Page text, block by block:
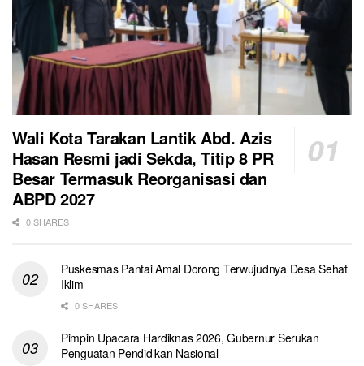
Wali Kota Tarakan Lantik Abd. Azis
Hasan Resmi jadi Sekda, Titip 8 PR
Besar Termasuk Reorganisasi dan
ABPD 2027
0 SHARES
Puskesmas Pantai Amal Dorong Terwujudnya Desa Sehat
Iklim
0 SHARES
Pimpin Upacara Hardiknas 2026, Gubernur Serukan
Penguatan Pendidikan Nasional